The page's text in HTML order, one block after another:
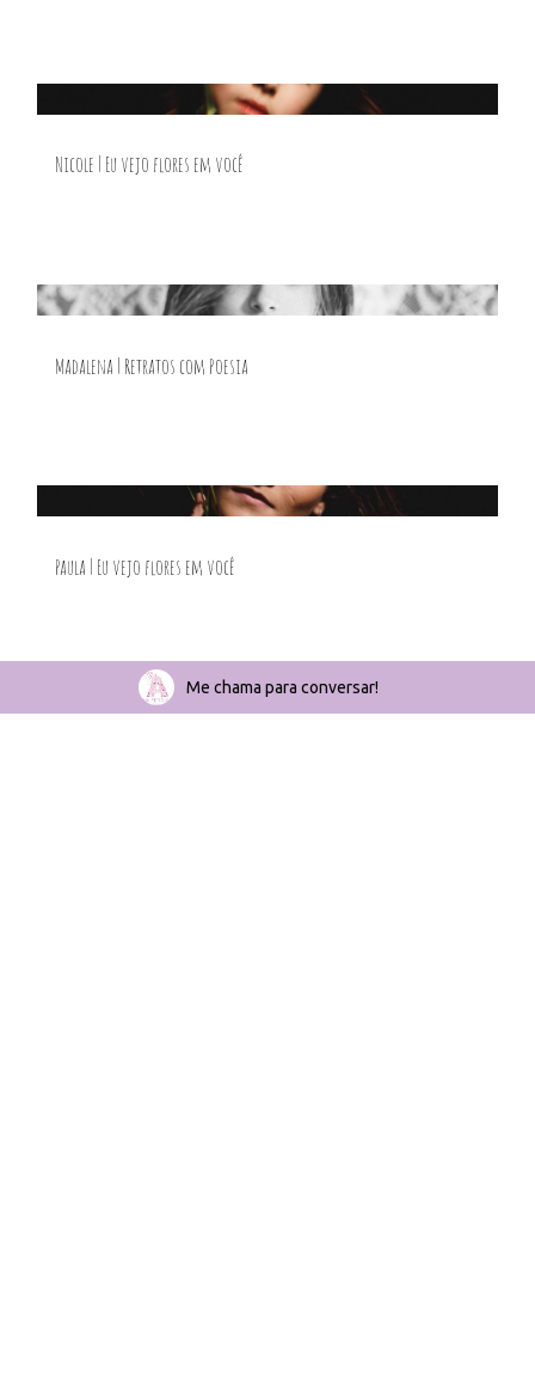
Nicole | Eu vejo flores em você
Madalena | Retratos com Poesia
Paula | Eu vejo flores em você
Me chama para conversar!